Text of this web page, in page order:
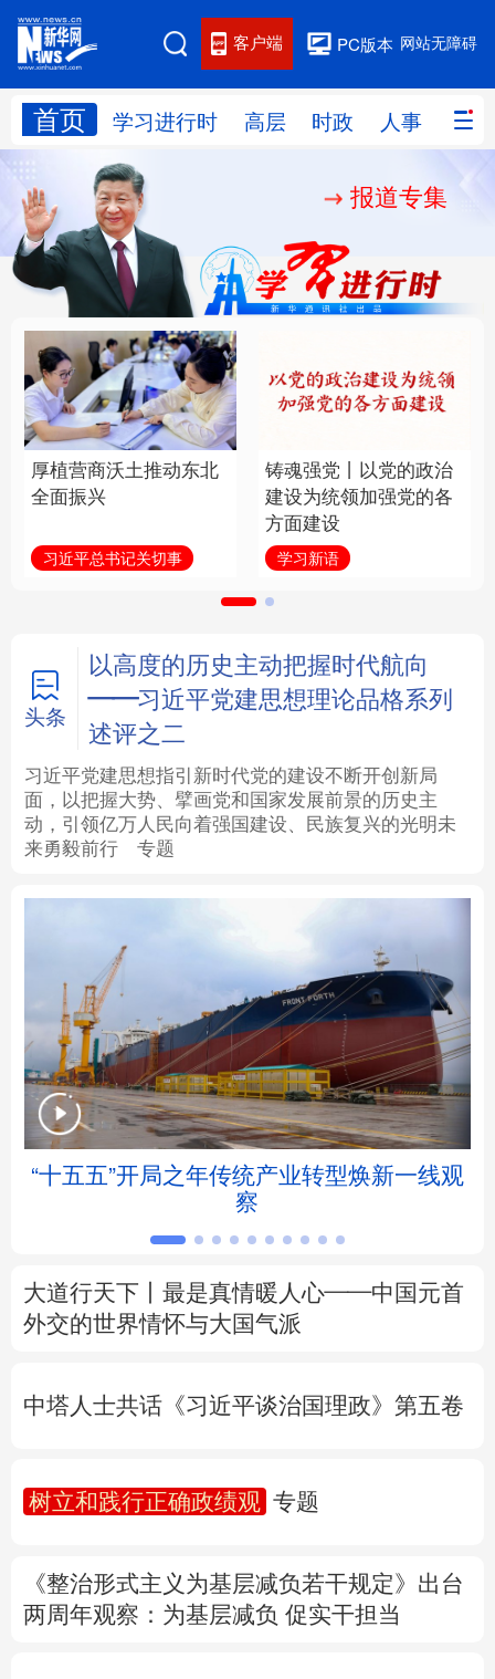
网站无障碍
PC版本
客户端
首页 学习进行时 高层 时政 人事 国际
网站地图
学习进行时 人事
国际 财经 网评
思客智库 全球连线 教育
科技 科创 量子 体育
文化 书画
访谈 视频 图片 政务
学术中国 乡村振兴 银龄 溯源中国
城市 旅游 能源 会展
彩票 娱乐 时尚 悦读
公益 一带一路 亚太网 上市公司
地方频道
北京 天津 河北 山西
辽宁 吉林 上海 江苏
浙江 安徽 福建 江西
四川 贵州 云南
English Español Français عربى
报道专集
厚植营商沃土推动东北
全面振兴
习近平总书记关切事
铸魂强党丨以党的政治
建设为统领加强党的各
方面建设
学习新语
头条
以高度的历史主动把握时代航向
——习近平党建思想理论品格系列
述评之二
习近平党建思想指引新时代党的建设不断开创新局
面，以把握大势、擘画党和国家发展前景的历史主
动，引领亿万人民向着强国建设、民族复兴的光明未
来勇毅前行
专题
“十五五”开局之年传统产业转型焕新一线观
察
大道行天下丨最是真情暖人心——中国元首
外交的世界情怀与大国气派
中塔人士共话《习近平谈治国理政》第五卷
树立和践行正确政绩观 专题
《整治形式主义为基层减负若干规定》出台
两周年观察 ：为基层减负 促实干担当